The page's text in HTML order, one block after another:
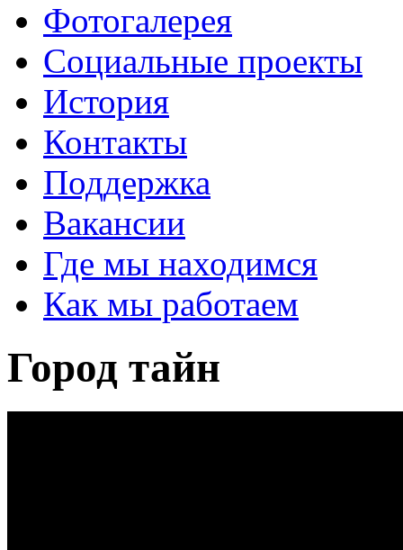
Фотогалерея
Социальные проекты
История
Контакты
Поддержка
Вакансии
Где мы находимся
Как мы работаем
Город тайн